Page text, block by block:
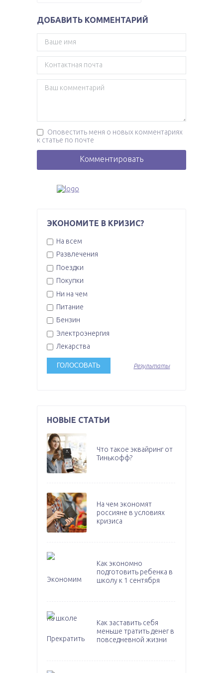
ДОБАВИТЬ КОММЕНТАРИЙ
Оповестить меня о новых комментариях
к статье по почте
ЭКОНОМИТЕ В КРИЗИС?
На всем
Развлечения
Поездки
Покупки
Ни на чем
Питание
Бензин
Электроэнергия
Лекарства
Результаты
НОВЫЕ СТАТЬИ
Что такое эквайринг от
Тинькофф?
На чем экономят
россияне в условиях
кризиса
Как экономно
подготовить ребенка в
школу к 1 сентября
Как заставить себя
меньше тратить денег в
повседневной жизни